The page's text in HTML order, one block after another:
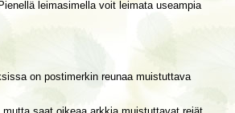
leimasimella voit leimata useampia
on postimerkin reunaa muistuttava